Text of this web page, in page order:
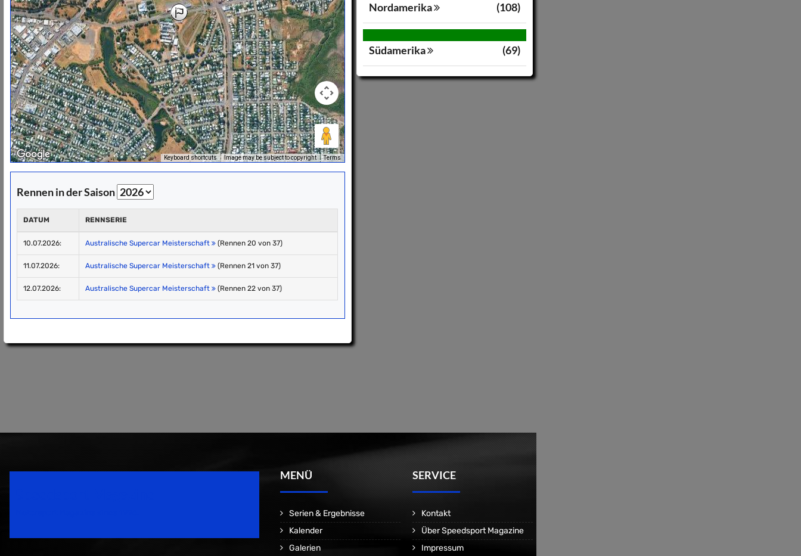
Keyboard shortcuts Image may be subject to copyright Terms
Rennen in der Saison
DATUM RENNSERIE
10.07.2026: Australische Supercar Meisterschaft (Rennen 20 von 37)
11.07.2026: Australische Supercar Meisterschaft (Rennen 21 von 37)
12.07.2026: Australische Supercar Meisterschaft (Rennen 22 von 37)
Nordamerika (108)
Südamerika (69)
MENÜ
Serien & Ergebnisse
Kalender
Galerien
SERVICE
Kontakt
Über Speedsport Magazine
Impressum